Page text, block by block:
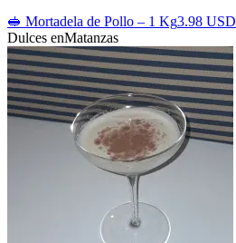
🥪 Mortadela de Pollo – 1 Kg3.98 USD
Dulces enMatanzas